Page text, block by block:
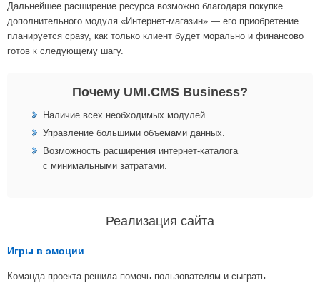
Дальнейшее расширение ресурса возможно благодаря покупке
дополнительного модуля «Интернет-магазин» — его приобретение
планируется сразу, как только клиент будет морально и финансово
готов к следующему шагу.
Почему UMI.CMS Business?
Наличие всех необходимых модулей.
Управление большими объемами данных.
Возможность расширения интернет-каталога
с минимальными затратами.
Реализация сайта
Игры в эмоции
Команда проекта решила помочь пользователям и сыграть